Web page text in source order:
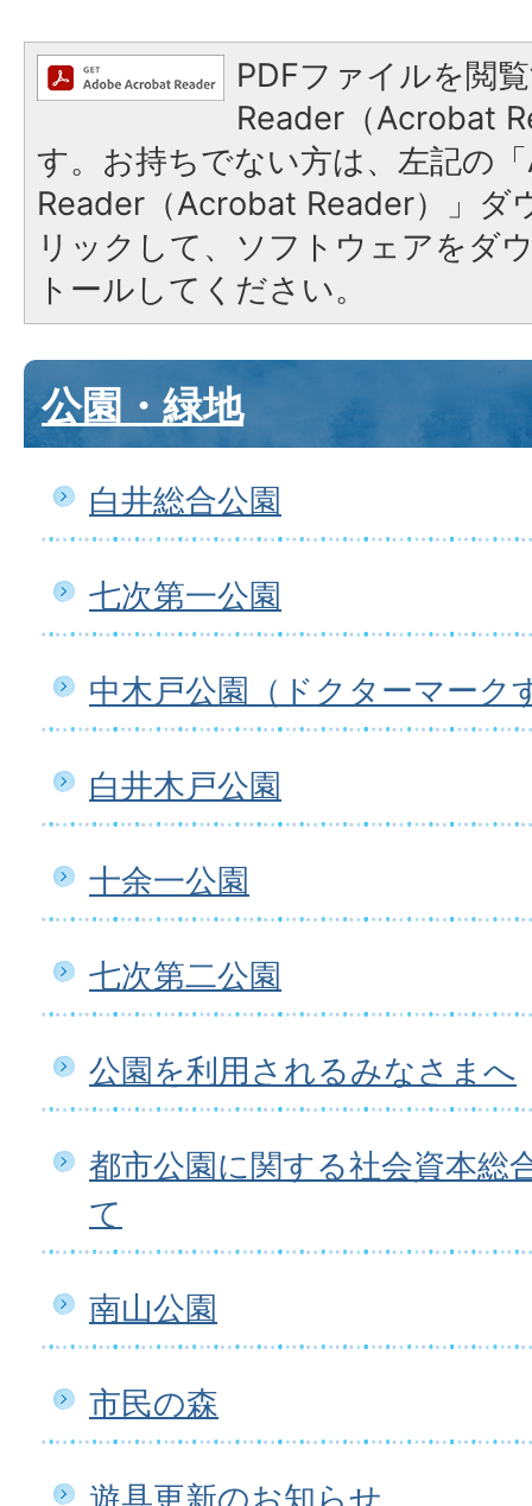
PDFファイルを閲
Reader（Acrobat
す。お持ちでない方は、左記の
Reader（Acrobat Reader）」ダ
リックして、ソフトウェアをダ
トールしてください。
公園・緑地
白井総合公園
七次第一公園
中木戸公園（ドクターマーク
白井木戸公園
十余一公園
七次第二公園
公園を利用されるみなさまへ
都市公園に関する社会資本総
て
南山公園
市民の森